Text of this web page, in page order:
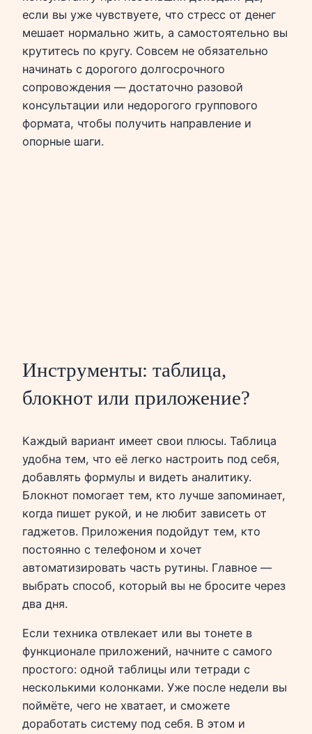
если вы уже чувствуете, что стресс от денег
мешает нормально жить, а самостоятельно вы
крутитесь по кругу. Совсем не обязательно
начинать с дорогого долгосрочного
сопровождения — достаточно разовой
консультации или недорогого группового
формата, чтобы получить направление и
опорные шаги.
Инструменты: таблица,
блокнот или приложение?
Каждый вариант имеет свои плюсы. Таблица
удобна тем, что её легко настроить под себя,
добавлять формулы и видеть аналитику.
Блокнот помогает тем, кто лучше запоминает,
когда пишет рукой, и не любит зависеть от
гаджетов. Приложения подойдут тем, кто
постоянно с телефоном и хочет
автоматизировать часть рутины. Главное —
выбрать способ, который вы не бросите через
два дня.
Если техника отвлекает или вы тонете в
функционале приложений, начните с самого
простого: одной таблицы или тетради с
несколькими колонками. Уже после недели вы
поймёте, чего не хватает, и сможете
доработать систему под себя. В этом и